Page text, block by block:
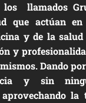
los llamados
que actúan
y de la salud
y
Dando
y sin
la